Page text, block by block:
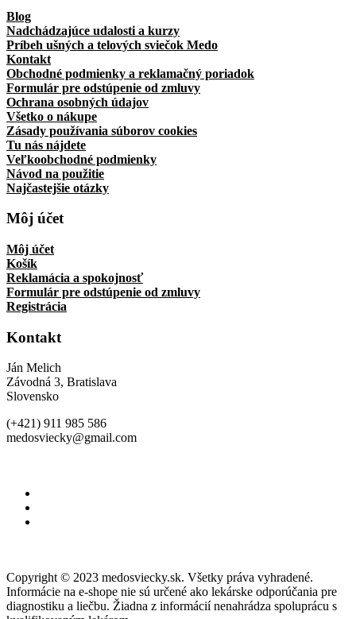
Blog
Nadchádzajúce udalosti a kurzy
Príbeh ušných a telových sviečok Medo
Kontakt
Obchodné podmienky a reklamačný poriadok
Formulár pre odstúpenie od zmluvy
Ochrana osobných údajov
Všetko o nákupe
Zásady používania súborov cookies
Tu nás nájdete
Veľkoobchodné podmienky
Návod na použitie
Najčastejšie otázky
Môj účet
Môj účet
Košík
Reklamácia a spokojnosť
Formulár pre odstúpenie od zmluvy
Registrácia
Kontakt
Ján Melich
Závodná 3, Bratislava
Slovensko
(+421) 911 985 586
medosviecky@gmail.com
Copyright © 2023 medosviecky.sk. Všetky práva vyhradené.
Informácie na e-shope nie sú určené ako lekárske odporúčania pre
diagnostiku a liečbu. Žiadna z informácií nenahrádza spoluprácu s